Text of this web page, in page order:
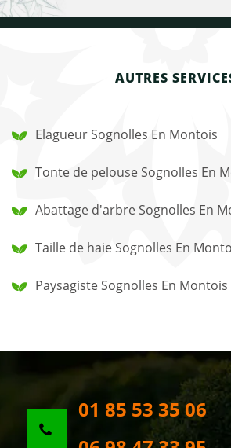
AUTRES
Elagueur Sognolles En Montois
Tonte de pelouse Sognolles En
Abattage d'arbre Sognolles En
Taille de haie Sognolles En
Paysagiste Sognolles En Montois
01 85 53 35 06